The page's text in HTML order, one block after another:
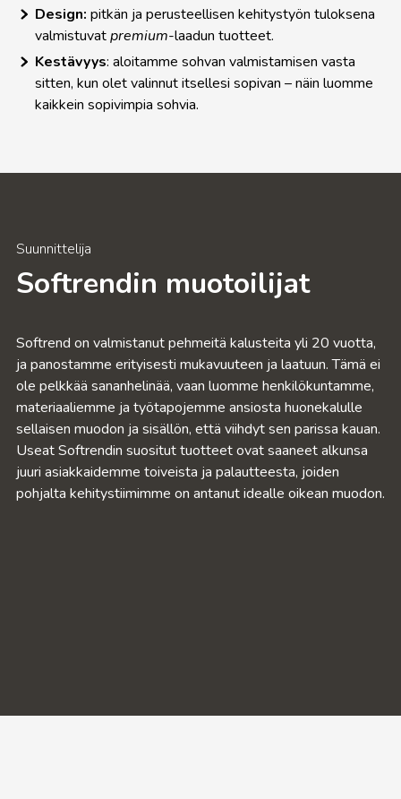
Design: pitkän ja perusteellisen kehitystyön tuloksena
valmistuvatpremium-laadun tuotteet.
Kestävyys: aloitamme sohvan valmistamisen vasta
sitten, kun olet valinnut itsellesi sopivan – näin luomme
kaikkein sopivimpia sohvia.
Suunnittelija
Softrendin muotoilijat
Softrend on valmistanut pehmeitä kalusteita yli 20 vuotta,
ja panostamme erityisesti mukavuuteen ja laatuun. Tämä ei
ole pelkkää sananhelinää, vaan luomme henkilökuntamme,
materiaaliemme ja työtapojemme ansiosta huonekalulle
sellaisen muodon ja sisällön, että viihdyt sen parissa kauan.
Useat Softrendin suositut tuotteet ovat saaneet alkunsa
juuri asiakkaidemme toiveista ja palautteesta, joiden
pohjalta kehitystiimimme on antanut idealle oikean muodon.